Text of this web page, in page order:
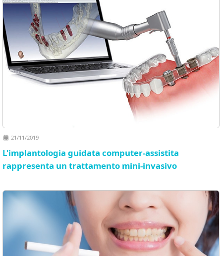
21/11/2019
L'implantologia guidata computer-assistita
rappresenta un trattamento mini-invasivo